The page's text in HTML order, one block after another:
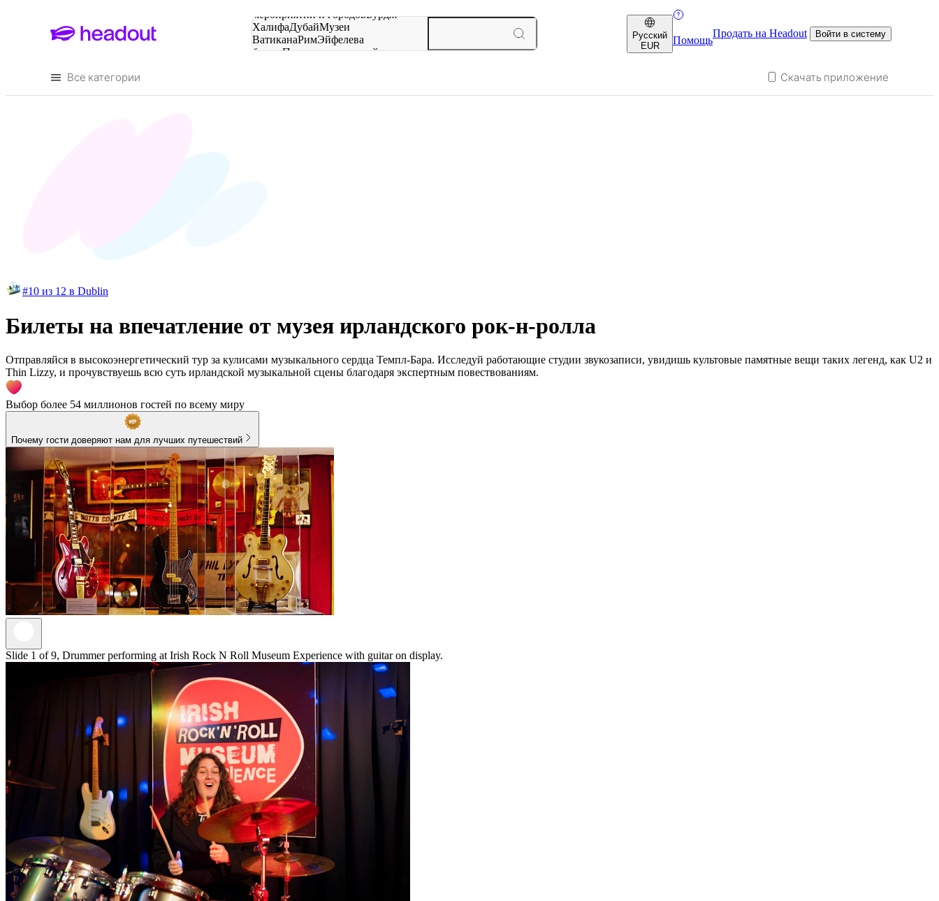
мероприятий и городовБурдж-
ХалифаДубайМузеи
ВатиканаРимЭйфелева
башняПарижмероприятий и
Русский
EUR
Помощь
Продать на Headout Войти в систему
Все категории Скачать приложение
#10 из 12 в Dublin
Билеты на впечатление от музея ирландского рок-н-ролла
Отправляйся в высокоэнергетический тур за кулисами музыкального сердца Темпл-Бара. Исследуй работающие студии звукозаписи, увидишь культовые памятные вещи таких легенд, как U2 и
Thin Lizzy, и прочувствуешь всю суть ирландской музыкальной сцены благодаря экспертным повествованиям.
Выбор более 54 миллионов гостей по всему миру
Почему гости доверяют нам для лучших путешествий
Slide 1 of 9, Drummer performing at Irish Rock N Roll Museum Experience with guitar on display.